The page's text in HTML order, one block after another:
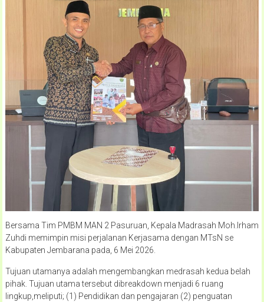
Bersama Tim PMBM MAN 2 Pasuruan, Kepala Madrasah Moh.Irham
Zuhdi memimpin misi perjalanan Kerjasama dengan MTsN se
Kabupaten Jembarana pada, 6 Mei 2026.
Tujuan utamanya adalah mengembangkan medrasah kedua belah
pihak. Tujuan utama tersebut dibreakdown menjadi 6 ruang
lingkup,meliputi; (1) Pendidikan dan pengajaran (2) penguatan